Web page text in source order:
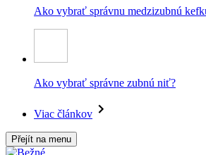
Ako vybrať správnu medzizubnú
Ako vybrať správne zubnú niť?
Viac článkov
Přejít na menu